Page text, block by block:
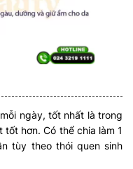
ngày, tốt nhất là trong
hơn. Có thể chia làm 1
tùy theo thói quen sinh